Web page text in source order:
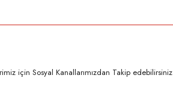
bilgiler bulunuyor.
bulunuyor.
için Sosyal Kanallarımızdan Takip edebilirsiniz